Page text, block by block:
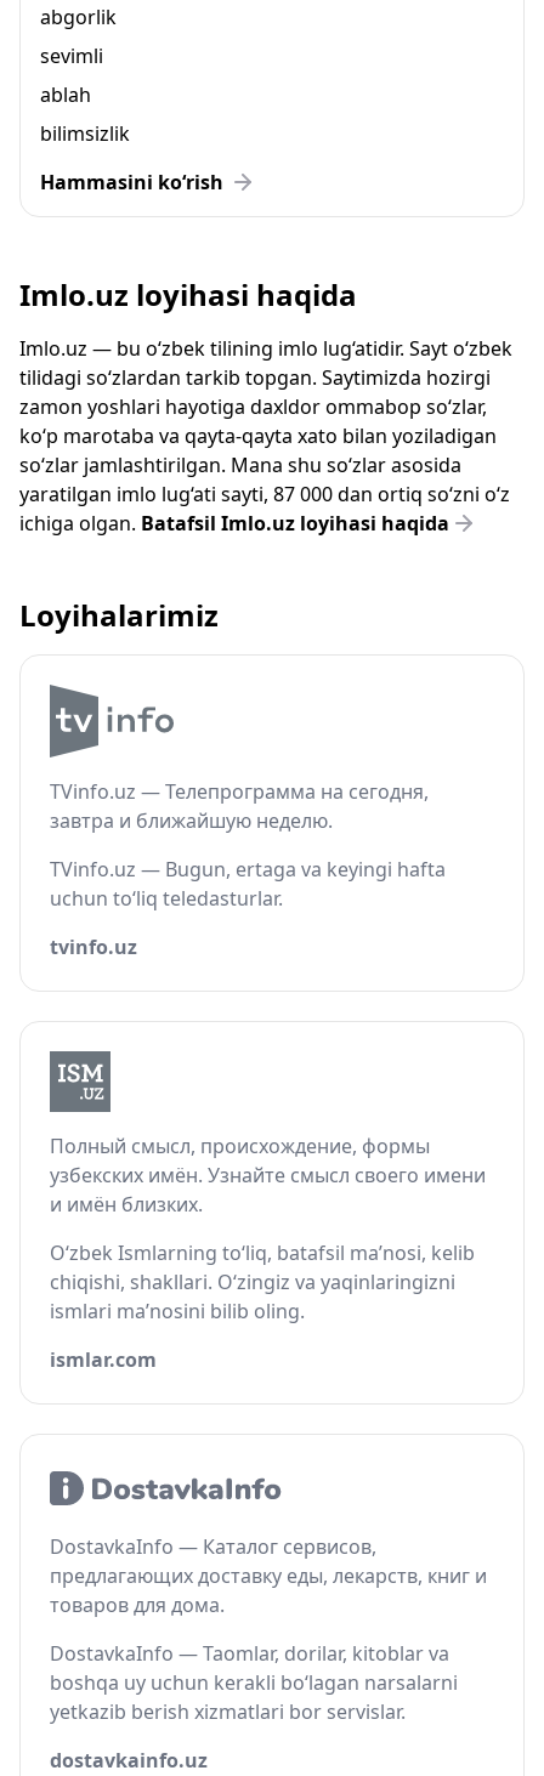
abgorlik
sevimli
ablah
bilimsizlik
Hammasini ko‘rish
Imlo.uz loyihasi haqida
Imlo.uz — bu o‘zbek tilining imlo lug‘atidir. Sayt o‘zbek
tilidagi so‘zlardan tarkib topgan. Saytimizda hozirgi
zamon yoshlari hayotiga daxldor ommabop so‘zlar,
ko‘p marotaba va qayta-qayta xato bilan yoziladigan
so‘zlar jamlashtirilgan. Mana shu so‘zlar asosida
yaratilgan imlo lug‘ati sayti, 87 000 dan ortiq so‘zni o‘z
ichiga olgan. Batafsil Imlo.uz loyihasi haqida
Loyihalarimiz
TVinfo.uz — Телепрограмма на сегодня,
завтра и ближайшую неделю.
TVinfo.uz — Bugun, ertaga va keyingi hafta
uchun to‘liq teledasturlar.
tvinfo.uz
Полный смысл, происхождение, формы
узбекских имён. Узнайте смысл своего имени
и имён близких.
O‘zbek Ismlarning to‘liq, batafsil ma’nosi, kelib
chiqishi, shakllari. O‘zingiz va yaqinlaringizni
ismlari ma’nosini bilib oling.
ismlar.com
DostavkaInfo — Каталог сервисов,
предлагающих доставку еды, лекарств, книг и
товаров для дома.
DostavkaInfo — Taomlar, dorilar, kitoblar va
boshqa uy uchun kerakli bo‘lagan narsalarni
yetkazib berish xizmatlari bor servislar.
dostavkainfo.uz